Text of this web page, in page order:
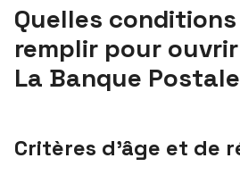
Quelles
remplir pour
La Banque
Critères d’âge et de